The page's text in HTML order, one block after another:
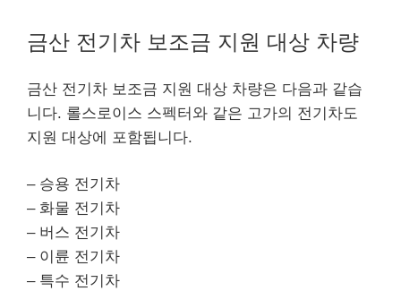
금산 전기차 보조금 지원 대상 차량
금산 전기차 보조금 지원 대상 차량은 다음과 같습
니다. 롤스로이스 스펙터와 같은 고가의 전기차도
지원 대상에 포함됩니다.
– 승용 전기차
– 화물 전기차
– 버스 전기차
– 이륜 전기차
– 특수 전기차